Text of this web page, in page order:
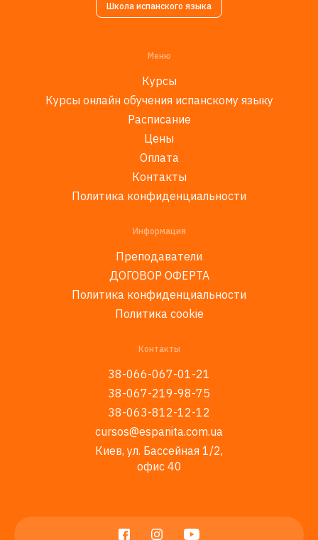
Школа испанского языка
Меню
Курсы
Курсы онлайн обучения испанскому языку
Расписание
Цены
Оплата
Контакты
Политика конфиденциальности
Информация
Преподаватели
ДОГОВОР ОФЕРТА
Политика конфиденциальности
Политика cookie
Контакты
38-066-067-01-21
38-067-219-98-75
38-063-812-12-12
cursos@espanita.com.ua
Киев, ул. Бассейная 1/2,
офис 40